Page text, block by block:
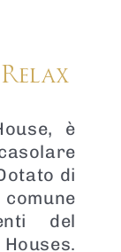
è
di
del